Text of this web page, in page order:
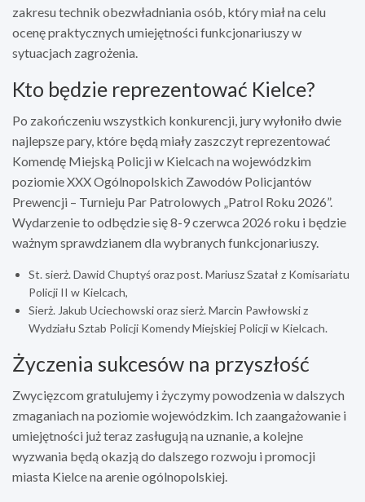
zakresu technik obezwładniania osób, który miał na celu
ocenę praktycznych umiejętności funkcjonariuszy w
sytuacjach zagrożenia.
Kto będzie reprezentować Kielce?
Po zakończeniu wszystkich konkurencji, jury wyłoniło dwie
najlepsze pary, które będą miały zaszczyt reprezentować
Komendę Miejską Policji w Kielcach na wojewódzkim
poziomie XXX Ogólnopolskich Zawodów Policjantów
Prewencji – Turnieju Par Patrolowych „Patrol Roku 2026”.
Wydarzenie to odbędzie się 8-9 czerwca 2026 roku i będzie
ważnym sprawdzianem dla wybranych funkcjonariuszy.
St. sierż. Dawid Chuptyś oraz post. Mariusz Szatał z Komisariatu
Policji II w Kielcach,
Sierż. Jakub Uciechowski oraz sierż. Marcin Pawłowski z
Wydziału Sztab Policji Komendy Miejskiej Policji w Kielcach.
Życzenia sukcesów na przyszłość
Zwycięzcom gratulujemy i życzymy powodzenia w dalszych
zmaganiach na poziomie wojewódzkim. Ich zaangażowanie i
umiejętności już teraz zasługują na uznanie, a kolejne
wyzwania będą okazją do dalszego rozwoju i promocji
miasta Kielce na arenie ogólnopolskiej.